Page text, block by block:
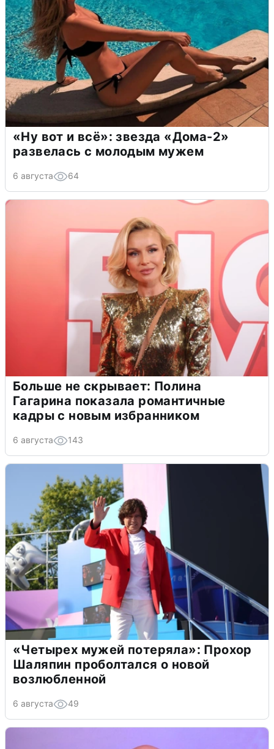
«Ну вот и всё»: звезда «Дома-2»
развелась с молодым мужем
6 августа 64
Больше не скрывает: Полина
Гагарина показала романтичные
кадры с новым избранником
6 августа 143
«Четырех мужей потеряла»: Прохор
Шаляпин проболтался о новой
возлюбленной
6 августа 49